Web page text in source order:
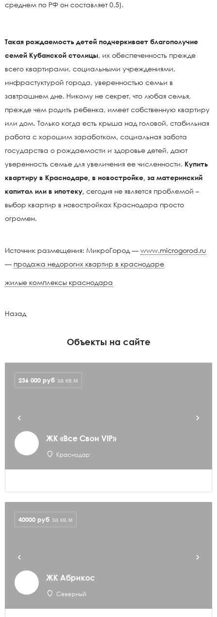
среднем по РФ он составляет 0,5).
Такая рождаемость детей подчеркивает благополучие
семей Кубанской столицы, их обеспеченность прежде
всего квартирами, социальными учреждениями,
инфрастуктурой города, уверенностью семьи в
завтрашнем дне. Никому не секрет, что любая семья,
прежде чем родить ребенка, имеет собственную квартиру
или дом. Только когда есть крыша над головой, стабильная
работа с хорошим заработком, социальная забота
государства о рождаемости и здоровье детей, дают
уверенность семье для увеличения ее численности. Купить
квартиру в Краснодаре, в новостройке, за материнский
капитал или в ипотеку, сегодня не является проблемой –
выбор квартир в новостройках Краснодара просто
огромен.
Источник размещения: МикроГород — www.microgorod.ru
— продажа недорогих квартир в краснодаре
жилые комплексы краснодара
Назад
Объекты на сайте
ЖК «Все Свои VIP»
Краснодар
236 000 руб за кв.м
ЖК Абрикос
Северный
40000 руб за кв.м